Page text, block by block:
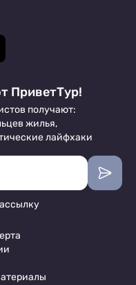
ПриветТур!
получают:
жилья,
лайфхаки